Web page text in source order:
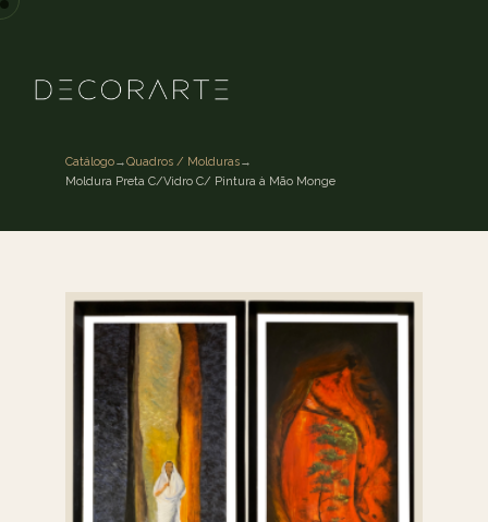
Catálogo→Quadros / Molduras→
Moldura Preta C/Vidro C/ Pintura à Mão Monge